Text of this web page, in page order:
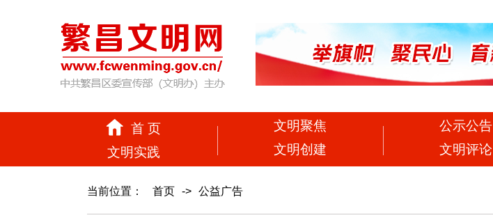
首 页
文明实践
文明聚焦
文明创建
公示公告
文明评论
当前位置： 首页 -> 公益广告